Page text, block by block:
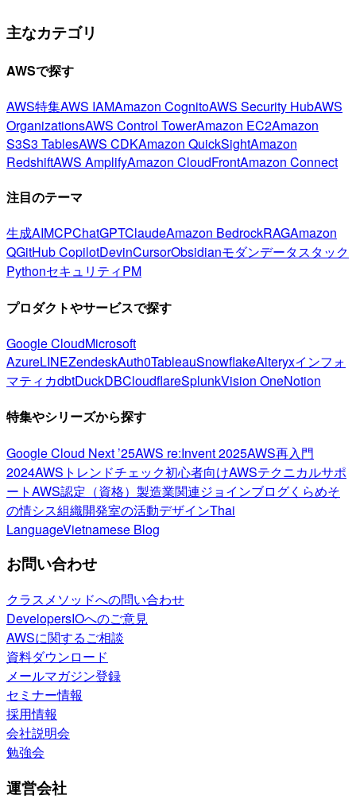
主なカテゴリ
AWSで探す
AWS特集AWS IAMAmazon CognitoAWS Security HubAWS
OrganizationsAWS Control TowerAmazon EC2Amazon
S3S3 TablesAWS CDKAmazon QuickSightAmazon
RedshiftAWS AmplifyAmazon CloudFrontAmazon Connect
注目のテーマ
生成AIMCPChatGPTClaudeAmazon BedrockRAGAmazon
QGitHub CopilotDevinCursorObsidianモダンデータスタック
PythonセキュリティPM
プロダクトやサービスで探す
Google CloudMicrosoft
AzureLINEZendeskAuth0TableauSnowflakeAlteryxインフォ
マティカdbtDuckDBCloudflareSplunkVision OneNotion
特集やシリーズから探す
Google Cloud Next ’25AWS re:Invent 2025AWS再入門
2024AWSトレンドチェック初心者向けAWSテクニカルサポ
ートAWS認定（資格） 製造業関連ジョインブログくらめそ
の情シス組織開発室の活動デザインThai
LanguageVietnamese Blog
お問い合わせ
クラスメソッドへの問い合わせ
DevelopersIOへのご意見
AWSに関するご相談
資料ダウンロード
メールマガジン登録
セミナー情報
採用情報
会社説明会
勉強会
運営会社